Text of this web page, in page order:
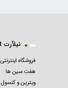
نیلآرت Nilart
فروشگاه
هفت سین ها
ویترین و کنسول